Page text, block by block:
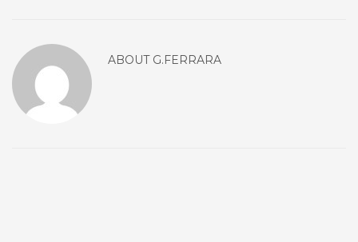
ABOUT G.FERRARA